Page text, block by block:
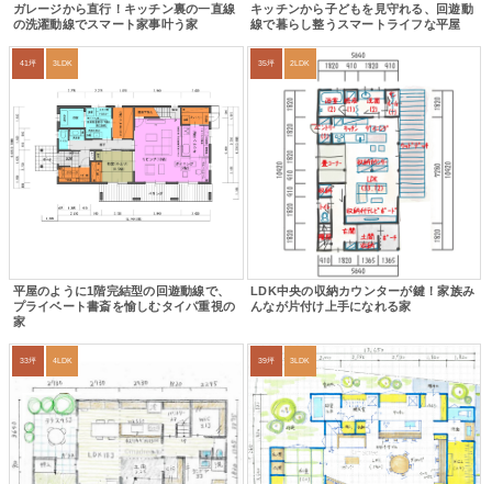
ガレージから直行！キッチン裏の一直線
の洗濯動線でスマート家事叶う家
キッチンから子どもを見守れる、回遊動
線で暮らし整うスマートライフな平屋
41坪 3LDK
平屋のように1階完結型の回遊動線で、
プライベート書斎を愉しむタイパ重視の
家
35坪 2LDK
LDK中央の収納カウンターが鍵！家族み
んなが片付け上手になれる家
33坪 4LDK 39坪 3LDK